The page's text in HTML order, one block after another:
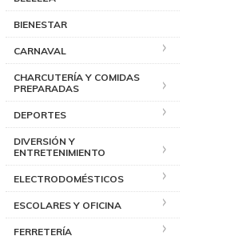
BIENESTAR
CARNAVAL
CHARCUTERÍA Y COMIDAS
PREPARADAS
DEPORTES
DIVERSIÓN Y
ENTRETENIMIENTO
ELECTRODOMÉSTICOS
ESCOLARES Y OFICINA
FERRETERÍA